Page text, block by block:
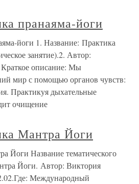
пранаяма-йоги
йоги 1. Название: Практика
занятие).2. Автор:
описание: Мы
мир с помощью органов чувств:
Практикуя дыхательные
очищение
Мантра Йоги
Йоги Название тематического
Йоги. Автор: Виктория
Международный